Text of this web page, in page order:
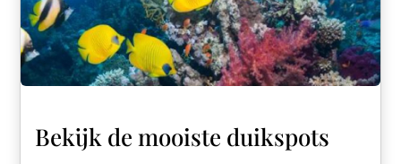
Bekijk de mooiste duikspots